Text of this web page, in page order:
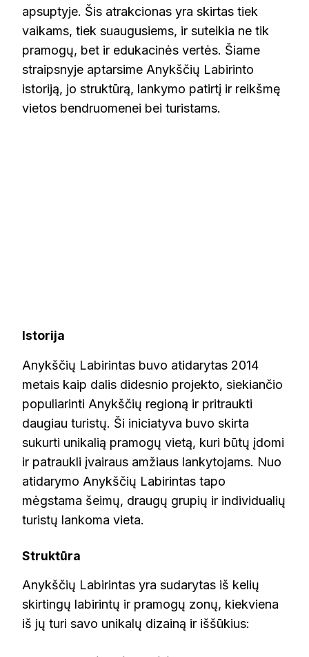
apsuptyje. Šis atrakcionas yra skirtas tiek
vaikams, tiek suaugusiems, ir suteikia ne tik
pramogų, bet ir edukacinės vertės. Šiame
straipsnyje aptarsime Anykščių Labirinto
istoriją, jo struktūrą, lankymo patirtį ir reikšmę
vietos bendruomenei bei turistams.
Istorija
Anykščių Labirintas buvo atidarytas 2014
metais kaip dalis didesnio projekto, siekiančio
populiarinti Anykščių regioną ir pritraukti
daugiau turistų. Ši iniciatyva buvo skirta
sukurti unikalią pramogų vietą, kuri būtų įdomi
ir patraukli įvairaus amžiaus lankytojams. Nuo
atidarymo Anykščių Labirintas tapo
mėgstama šeimų, draugų grupių ir individualių
turistų lankoma vieta.
Struktūra
Anykščių Labirintas yra sudarytas iš kelių
skirtingų labirintų ir pramogų zonų, kiekviena
iš jų turi savo unikalų dizainą ir iššūkius: